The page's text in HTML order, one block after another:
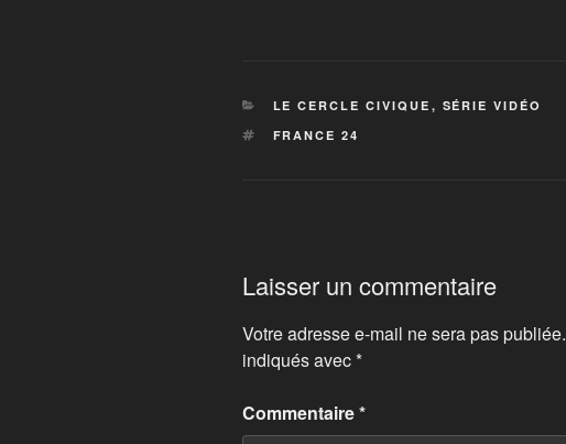
CATÉGORIES
LE CERCLE CIVIQUE , SÉRIE VIDÉO
ÉTIQUETTES
FRANCE 24
Laisser un commentaire
Votre adresse e-mail ne sera pas publiée.
indiqués avec*
Commentaire*